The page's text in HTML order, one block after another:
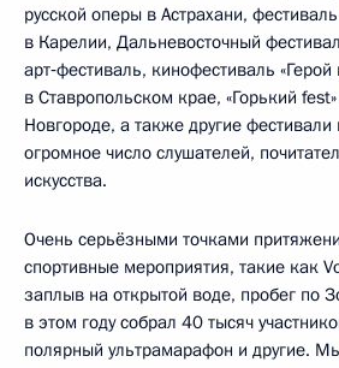
русской оперы в Астрахани, фестиваль
в Карелии, Дальневосточный
арт‑фестиваль, кинофестиваль
в Ставропольском крае, «Горький
Новгороде, а также другие
огромное число слушателей,
искусства.
Очень серьёзными точками
спортивные мероприятия, такие как
заплыв на открытой воде, пробег по
в этом году собрал 40 тысяч
полярный ультрамарафон и другие.